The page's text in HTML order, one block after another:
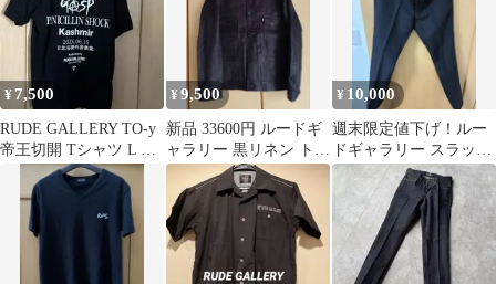
¥ 7,500
RUDE GALLERY TO-y
帝王切開 Tシャツ L デ
ッドストック未使用
¥9,500
新品 33600円 ルードギ
ャラリー 黒リネン トラ
ッカーJKT 3
¥ 10,000
週末限定値下げ！ルー
ドギャラリー スラック
ス 黒 サイズ4